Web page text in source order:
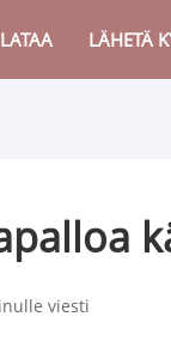
LATAA LÄHETÄ
viesti